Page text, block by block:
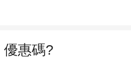
優惠碼?